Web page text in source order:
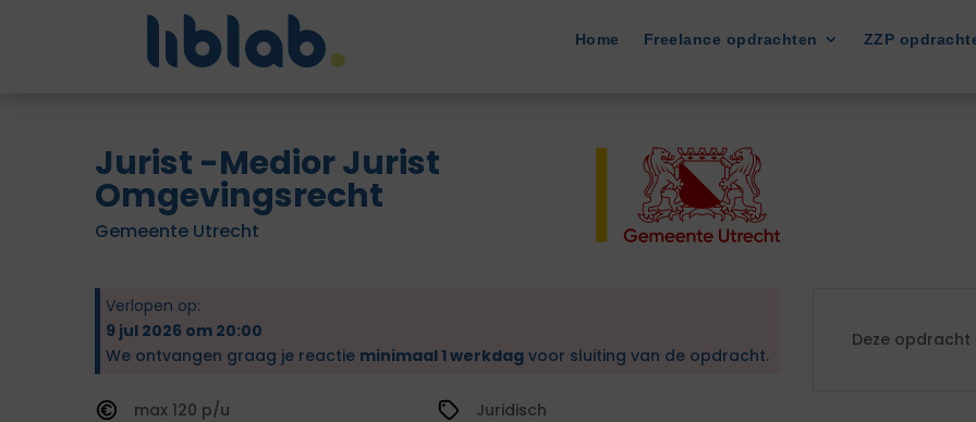
Home Freelance opdrachten ZZP
Jurist -Medior Jurist
Omgevingsrecht
Gemeente Utrecht
Verlopen op:
9 jul 2026 om 20:00
We ontvangen graag je reactie minimaal 1 werkdag voor sluiting van de opdracht.
120
Juridisch
Deze opdracht